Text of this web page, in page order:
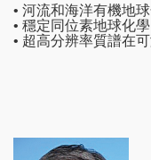
• 河流和海洋有機地
• 穩定同位素地球化學
• 超高分辨率質譜在
Image